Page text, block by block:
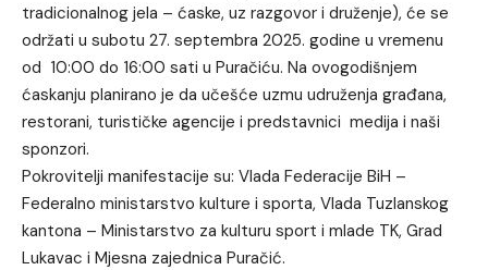
tradicionalnog jela – ćaske, uz razgovor i druženje), će se
održati u subotu 27. septembra 2025. godine u vremenu
od 10:00 do 16:00 sati u Puračiću. Na ovogodišnjem
ćaskanju planirano je da učešće uzmu udruženja građana,
restorani, turističke agencije i predstavnici medija i naši
sponzori.
Pokrovitelji manifestacije su: Vlada Federacije BiH –
Federalno ministarstvo kulture i sporta, Vlada Tuzlanskog
kantona – Ministarstvo za kulturu sport i mlade TK, Grad
Lukavac i Mjesna zajednica Puračić.